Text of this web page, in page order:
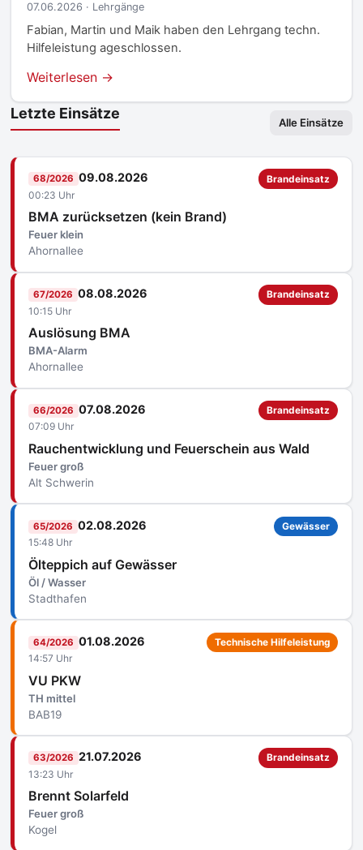
07.06.2026 · Lehrgänge
Fabian, Martin und Maik haben den Lehrgang techn.
Hilfeleistung ageschlossen.
Weiterlesen →
Letzte Einsätze
Alle Einsätze
68/2026 09.08.2026
00:23 Uhr
BMA zurücksetzen (kein Brand)
Feuer klein
Ahornallee
Brandeinsatz
67/2026 08.08.2026
10:15 Uhr
Auslösung BMA
BMA-Alarm
Ahornallee
Brandeinsatz
66/2026 07.08.2026
07:09 Uhr
Rauchentwicklung und Feuerschein aus Wald
Feuer groß
Alt Schwerin
Brandeinsatz
65/2026 02.08.2026
15:48 Uhr
Ölteppich auf Gewässer
Öl / Wasser
Stadthafen
Gewässer
64/2026 01.08.2026
14:57 Uhr
VU PKW
TH mittel
BAB19
Technische Hilfeleistung
63/2026 21.07.2026
13:23 Uhr
Brennt Solarfeld
Feuer groß
Kogel
Brandeinsatz